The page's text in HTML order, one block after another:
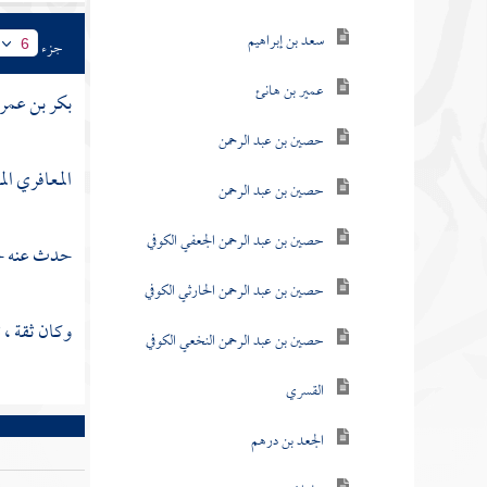
سعد بن إبراهيم
عمير بن هانئ
حصين بن عبد الرحمن
حصين بن عبد الرحمن
حصين بن عبد الرحمن الجعفي الكوفي
حصين بن عبد الرحمن الحارثي الكوفي
حصين بن عبد الرحمن النخعي الكوفي
القسري
الجعد بن درهم
جزء 6
بكر بن
المعافري
حدث عنه
وكان ثقة ،